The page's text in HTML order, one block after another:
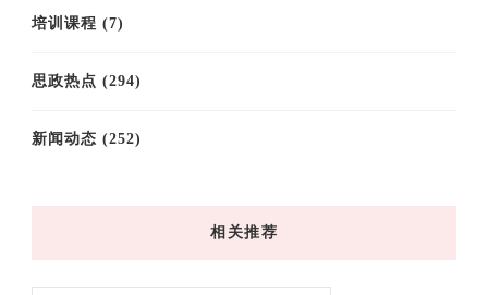
培训课程 (7)
思政热点 (294)
新闻动态 (252)
相关推荐